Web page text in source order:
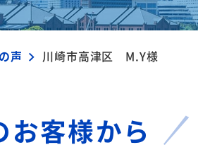
声 川崎市高津区 M.Y様
お客様から